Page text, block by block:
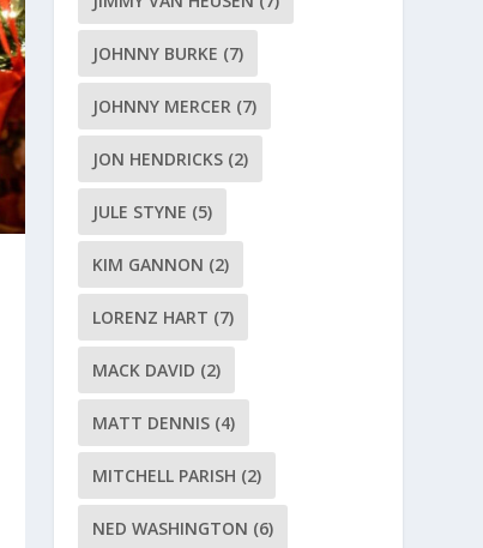
JOHNNY BURKE (7)
JOHNNY MERCER (7)
JON HENDRICKS (2)
JULE STYNE (5)
KIM GANNON (2)
LORENZ HART (7)
MACK DAVID (2)
MATT DENNIS (4)
MITCHELL PARISH (2)
NED WASHINGTON (6)